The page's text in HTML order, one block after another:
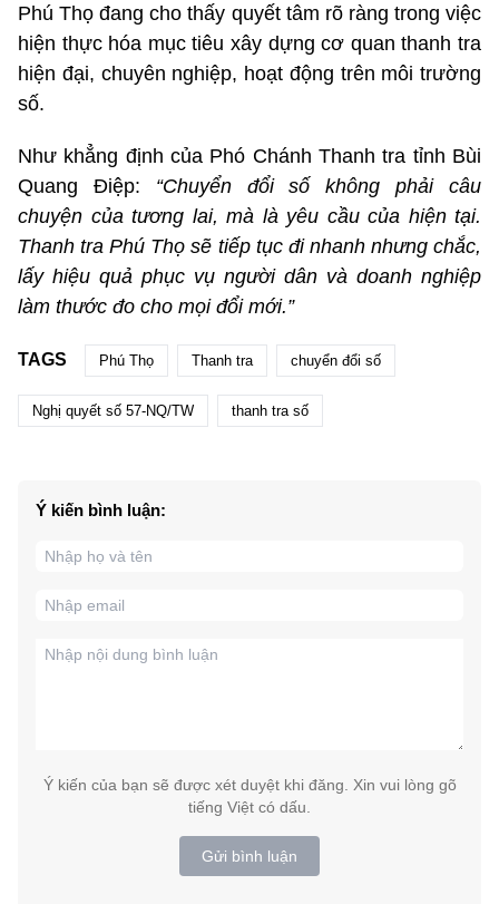
Phú Thọ đang cho thấy quyết tâm rõ ràng trong việc
hiện thực hóa mục tiêu xây dựng cơ quan thanh tra
hiện đại, chuyên nghiệp, hoạt động trên môi trường
số.
Như khẳng định của Phó Chánh Thanh tra tỉnh Bùi
Quang Điệp: “Chuyển đổi số không phải câu
chuyện của tương lai, mà là yêu cầu của hiện tại.
Thanh tra Phú Thọ sẽ tiếp tục đi nhanh nhưng chắc,
lấy hiệu quả phục vụ người dân và doanh nghiệp
làm thước đo cho mọi đổi mới.”
TAGS Phú Thọ Thanh tra chuyển đổi số
Nghị quyết số 57-NQ/TW thanh tra số
Ý kiến bình luận:
Ý kiến của bạn sẽ được xét duyệt khi đăng. Xin vui lòng gõ
tiếng Việt có dấu.
Gửi bình luận